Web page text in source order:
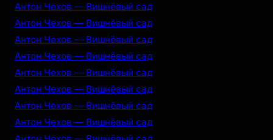
Антон Чехов — Вишнёвый сад
Антон Чехов — Вишнёвый сад
Антон Чехов — Вишнёвый сад
Антон Чехов — Вишнёвый сад
Антон Чехов — Вишнёвый сад
Антон Чехов — Вишнёвый сад
Антон Чехов — Вишнёвый сад
Антон Чехов — Вишнёвый сад